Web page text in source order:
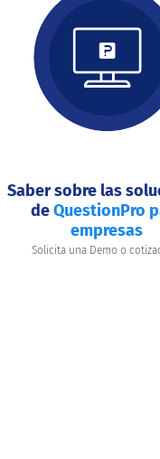
buscando
hacer
Saber sobre las
deQuestionPro
empresas
Solicita una Demo o